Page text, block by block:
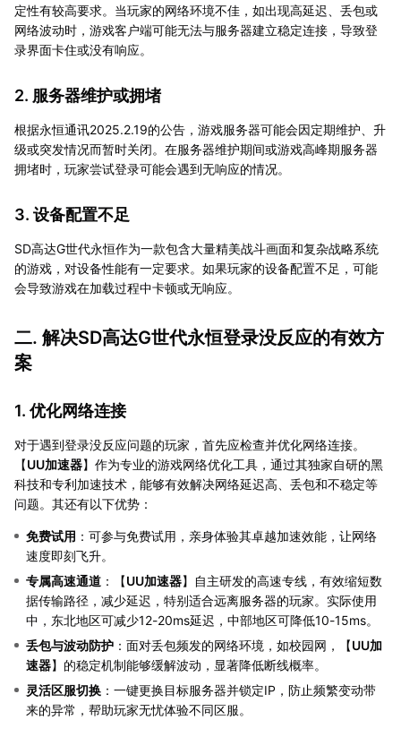
定性有较高要求。当玩家的网络环境不佳，如出现高延迟、丢包或
网络波动时，游戏客户端可能无法与服务器建立稳定连接，导致登
录界面卡住或没有响应。
2. 服务器维护或拥堵
根据永恒通讯2025.2.19的公告，游戏服务器可能会因定期维护、升
级或突发情况而暂时关闭。在服务器维护期间或游戏高峰期服务器
拥堵时，玩家尝试登录可能会遇到无响应的情况。
3. 设备配置不足
SD高达G世代永恒作为一款包含大量精美战斗画面和复杂战略系统
的游戏，对设备性能有一定要求。如果玩家的设备配置不足，可能
会导致游戏在加载过程中卡顿或无响应。
二. 解决SD高达G世代永恒登录没反应的有效方
案
1. 优化网络连接
对于遇到登录没反应问题的玩家，首先应检查并优化网络连接。
【UU加速器】作为专业的游戏网络优化工具，通过其独家自研的黑
科技和专利加速技术，能够有效解决网络延迟高、丢包和不稳定等
问题。其还有以下优势：
免费试用 ：可参与免费试用，亲身体验其卓越加速效能，让网络
速度即刻飞升。
专属高速通道 ：【UU加速器】自主研发的高速专线，有效缩短数
据传输路径，减少延迟，特别适合远离服务器的玩家。实际使用
中，东北地区可减少12-20ms延迟，中部地区可降低10-15ms。
丢包与波动防护 ：面对丢包频发的网络环境，如校园网，【UU加
速器】的稳定机制能够缓解波动，显著降低断线概率。
灵活区服切换 ：一键更换目标服务器并锁定IP，防止频繁变动带
来的异常，帮助玩家无忧体验不同区服。